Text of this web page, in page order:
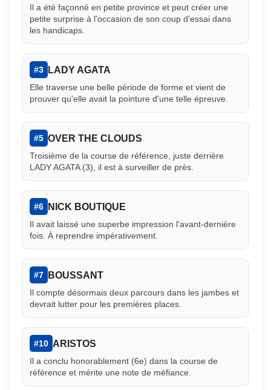
Il a été façonné en petite province et peut créer une
petite surprise à l'occasion de son coup d'essai dans
les handicaps.
#3 LADY AGATA
Elle traverse une belle période de forme et vient de
prouver qu'elle avait la pointure d'une telle épreuve.
#5 OVER THE CLOUDS
Troisième de la course de référence, juste derrière
LADY AGATA (3), il est à surveiller de près.
#6 NICK BOUTIQUE
Il avait laissé une superbe impression l'avant-dernière
fois. À reprendre impérativement.
#7 BOUSSANT
Il compte désormais deux parcours dans les jambes et
devrait lutter pour les premières places.
#10 ARISTOS
Il a conclu honorablement (6e) dans la course de
référence et mérite une note de méfiance.